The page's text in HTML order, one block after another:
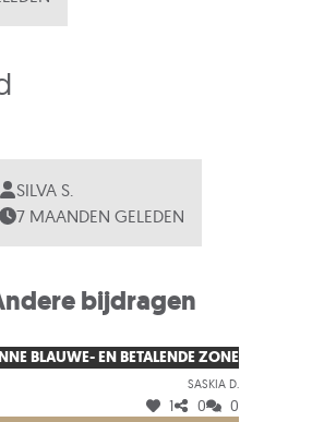
SILVA S.
7 MAANDEN GELEDEN
bijdragen
BLAUWE- EN BETALENDE ZONE
Saskia D.
1 0 0